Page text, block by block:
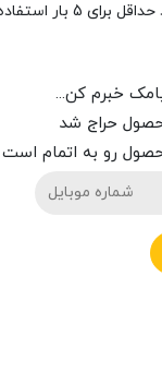
استفاده را دارد.
خبرم کن...
حراج شد
رو به اتمام است